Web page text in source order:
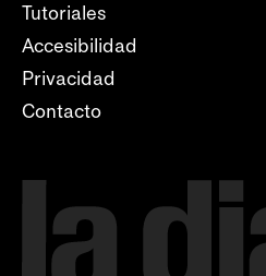
Tutoriales
Accesibilidad
Privacidad
Contacto